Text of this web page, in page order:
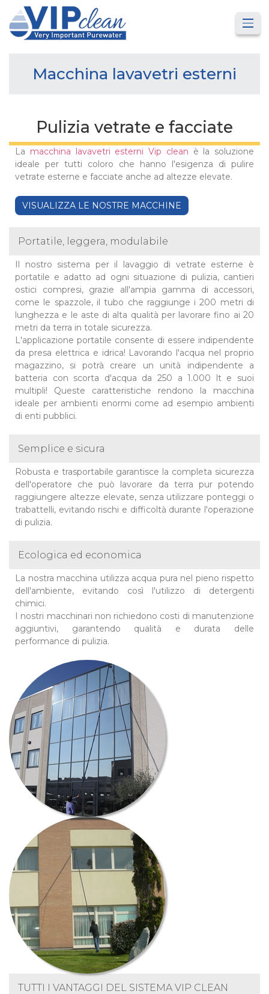
Macchina lavavetri esterni
Pulizia vetrate e facciate
La macchina lavavetri esterni Vip clean è la soluzione
ideale per tutti coloro che hanno l'esigenza di pulire
vetrate esterne e facciate anche ad altezze elevate.
VISUALIZZA LE NOSTRE MACCHINE
Portatile, leggera, modulabile
Il nostro sistema per il lavaggio di vetrate esterne è
portatile e adatto ad ogni situazione di pulizia, cantieri
ostici compresi, grazie all'ampia gamma di accessori,
come le spazzole, il tubo che raggiunge i 200 metri di
lunghezza e le aste di alta qualità per lavorare fino ai 20
metri da terra in totale sicurezza.
L'applicazione portatile consente di essere indipendente
da presa elettrica e idrica! Lavorando l'acqua nel proprio
magazzino, si potrà creare un unità indipendente a
batteria con scorta d'acqua da 250 a 1.000 lt e suoi
multipli! Queste caratteristiche rendono la macchina
ideale per ambienti enormi come ad esempio ambienti
di enti pubblici.
Semplice e sicura
Robusta e trasportabile garantisce la completa sicurezza
dell'operatore che può lavorare da terra pur potendo
raggiungere altezze elevate, senza utilizzare ponteggi o
trabattelli, evitando rischi e difficoltà durante l'operazione
di pulizia.
Ecologica ed economica
La nostra macchina utilizza acqua pura nel pieno rispetto
dell'ambiente, evitando così l'utilizzo di detergenti
chimici.
I nostri macchinari non richiedono costi di manutenzione
aggiuntivi, garantendo qualità e durata delle
performance di pulizia.
TUTTI I VANTAGGI DEL SISTEMA VIP CLEAN